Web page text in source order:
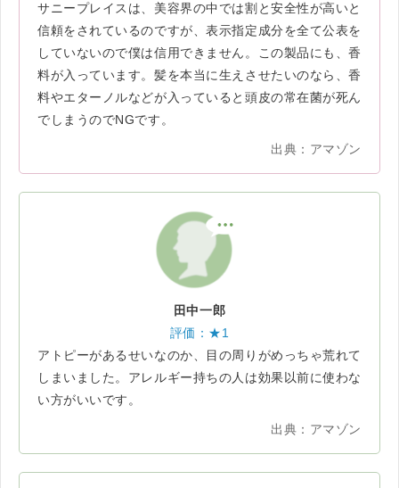
サニープレイスは、美容界の中では割と安全性が高いと
信頼をされているのですが、表示指定成分を全て公表を
していないので僕は信用できません。この製品にも、香
料が入っています。髪を本当に生えさせたいのなら、香
料やエターノルなどが入っていると頭皮の常在菌が死ん
でしまうのでNGです。
出典：アマゾン
田中一郎
評価：★1
アトピーがあるせいなのか、目の周りがめっちゃ荒れて
しまいました。アレルギー持ちの人は効果以前に使わな
い方がいいです。
出典：アマゾン